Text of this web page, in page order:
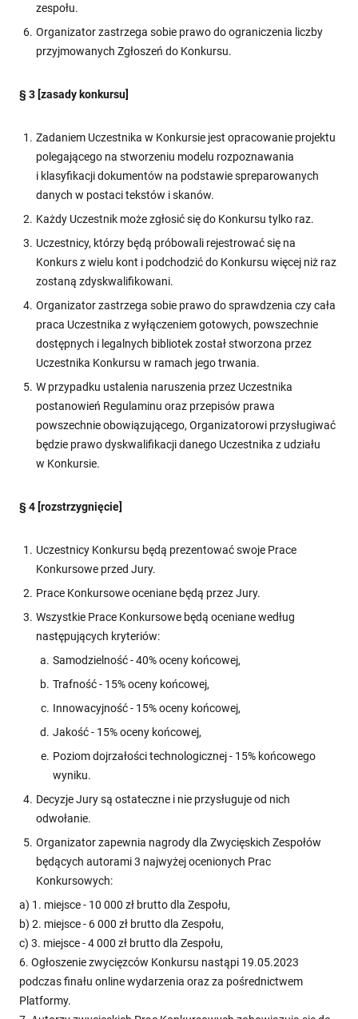
zespołu.
Organizator zastrzega sobie prawo do ograniczenia liczby
przyjmowanych Zgłoszeń do Konkursu.
§ 3 [zasady konkursu]
Zadaniem Uczestnika w Konkursie jest opracowanie projektu
polegającego na stworzeniu modelu rozpoznawania
i klasyfikacji dokumentów na podstawie spreparowanych
danych w postaci tekstów i skanów.
Każdy Uczestnik może zgłosić się do Konkursu tylko raz.
Uczestnicy, którzy będą próbowali rejestrować się na
Konkurs z wielu kont i podchodzić do Konkursu więcej niż raz
zostaną zdyskwalifikowani.
Organizator zastrzega sobie prawo do sprawdzenia czy cała
praca Uczestnika z wyłączeniem gotowych, powszechnie
dostępnych i legalnych bibliotek został stworzona przez
Uczestnika Konkursu w ramach jego trwania.
W przypadku ustalenia naruszenia przez Uczestnika
postanowień Regulaminu oraz przepisów prawa
powszechnie obowiązującego, Organizatorowi przysługiwać
będzie prawo dyskwalifikacji danego Uczestnika z udziału
w Konkursie.
§ 4 [rozstrzygnięcie]
Uczestnicy Konkursu będą prezentować swoje Prace
Konkursowe przed Jury.
Prace Konkursowe oceniane będą przez Jury.
Wszystkie Prace Konkursowe będą oceniane według
następujących kryteriów:
Samodzielność - 40% oceny końcowej,
Trafność - 15% oceny końcowej,
Innowacyjność - 15% oceny końcowej,
Jakość - 15% oceny końcowej,
Poziom dojrzałości technologicznej - 15% końcowego
wyniku.
Decyzje Jury są ostateczne i nie przysługuje od nich
odwołanie.
Organizator zapewnia nagrody dla Zwycięskich Zespołów
będących autorami 3 najwyżej ocenionych Prac
Konkursowych:
a) 1. miejsce - 10 000 zł brutto dla Zespołu,
b) 2. miejsce - 6 000 zł brutto dla Zespołu,
c) 3. miejsce - 4 000 zł brutto dla Zespołu,
6. Ogłoszenie zwycięzców Konkursu nastąpi 19.05.2023
podczas finału online wydarzenia oraz za pośrednictwem
Platformy.